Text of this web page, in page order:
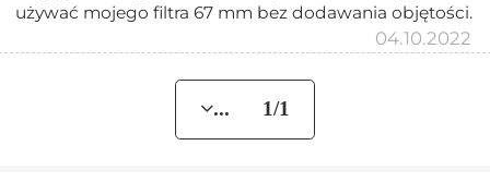
używać mojego filtra 67 mm bez dodawania objętości.
04.10.2022
... 1/1